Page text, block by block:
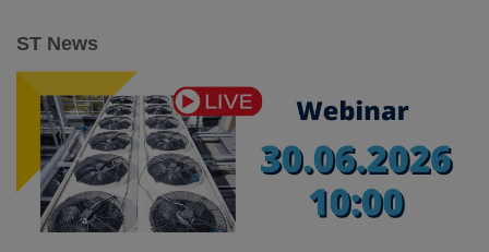
ST News